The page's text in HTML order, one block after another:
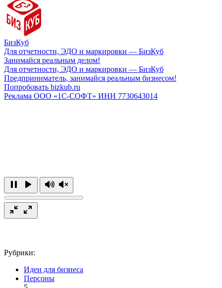
БизКуб
Для отчетности, ЭДО и маркировки — БизКуб
Занимайся реальным делом!
Для отчетности, ЭДО и маркировки — БизКуб
Предприниматель, занимайся реальным бизнесом!
Попробовать bizkub.ru
Реклама ООО «1С-СОФТ» ИНН 7730643014
Рубрики:
Идеи для бизнеса
Персоны